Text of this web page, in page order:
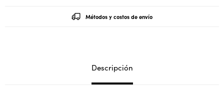
Métodos y costos de envío
Descripción